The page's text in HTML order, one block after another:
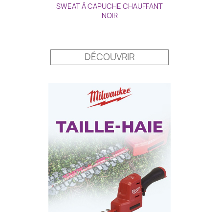
SWEAT À CAPUCHE CHAUFFANT
NOIR
DÉCOUVRIR